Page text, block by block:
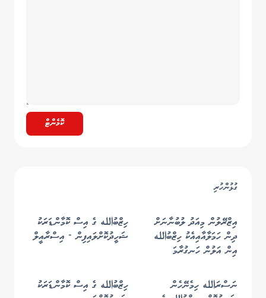
ކޮމެންޓް
ގުޅުންހުރި
އިޒްރޭލުން މިއަދު ލުބުނާނަށް
ދިން ހަމަލާއާއިއެކު ހިޒްބުالله
އިން އަލުން ހަނގުރާމަ
ހިޒްބުالله ގެ އިސް ކޮމާންޑަރަކު
ޝަހީދުކޮށްލައިފިން - އިސްރާއީލް
ނަސްރަالله ހިމެނޭހެން
ހިޒްބުالله ގެ އިސް ކޮމާންޑަރަކު